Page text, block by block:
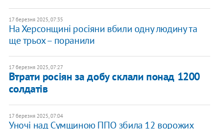
17 березня 2025, 07:35
На Херсонщині росіяни вбили одну людину та
ще трьох – поранили
17 березня 2025, 07:27
Втрати росіян за добу склали понад 1200
солдатів
17 березня 2025, 07:04
​Уночі над Сумщиною ППО збила 12 ворожих